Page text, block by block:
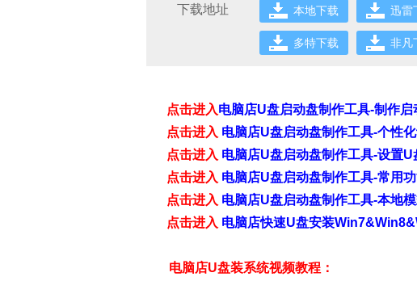
下载地址 本地下载 迅雷
多特下载 非凡
点击进入电脑店U盘启动盘制作工具-制作启
点击进入 电脑店U盘启动盘制作工具-个性
点击进入 电脑店U盘启动盘制作工具-设置U
点击进入 电脑店U盘启动盘制作工具-常用
点击进入 电脑店U盘启动盘制作工具-本地
点击进入 电脑店快速U盘安装
电脑店U盘装系统视频教程 ：